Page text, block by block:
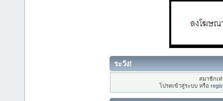
ระวัง!
สมาชิกเ
โปรดเข้าสู่ระบบ หรือ